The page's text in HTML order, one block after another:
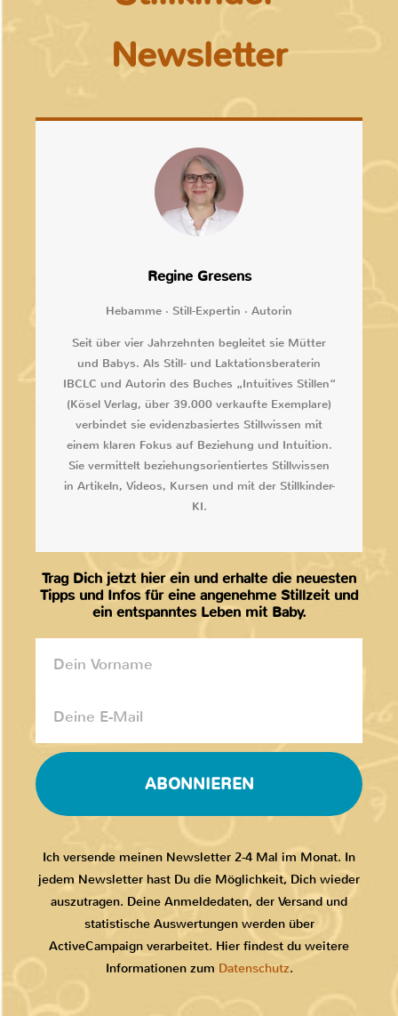
Newsletter
Regine Gresens
Hebamme · Still-Expertin · Autorin
Seit über vier Jahrzehnten begleitet sie Mütter
und Babys. Als Still- und Laktationsberaterin
IBCLC und Autorin des Buches „Intuitives Stillen“
(Kösel Verlag, über 39.000 verkaufte Exemplare)
verbindet sie evidenzbasiertes Stillwissen mit
einem klaren Fokus auf Beziehung und Intuition.
Sie vermittelt beziehungsorientiertes Stillwissen
in Artikeln, Videos, Kursen und mit der Stillkinder-
KI.
Trag Dich jetzt hier ein und erhalte die neuesten
Tipps und Infos für eine angenehme Stillzeit und
ein entspanntes Leben mit Baby.
ABONNIEREN
Ich versende meinen Newsletter 2-4 Mal im Monat. In
jedem Newsletter hast Du die Möglichkeit, Dich wieder
auszutragen. Deine Anmeldedaten, der Versand und
statistische Auswertungen werden über
ActiveCampaign verarbeitet. Hier findest du weitere
Informationen zum Datenschutz.